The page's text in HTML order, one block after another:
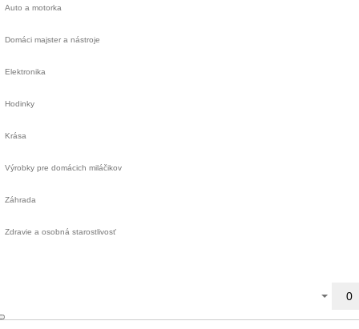
Auto a motorka
Domáci majster a nástroje
Elektronika
Hodinky
Krása
Výrobky pre domácich miláčikov
Záhrada
Zdravie a osobná starostlivosť
0